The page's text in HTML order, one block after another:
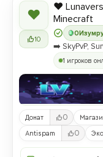
❤
10
0
❤️
Minecraft
➡️ SkyPvP,
1 игроков
Донат 0
Antispam 0